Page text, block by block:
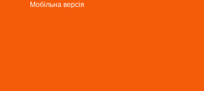
Мобільна версія